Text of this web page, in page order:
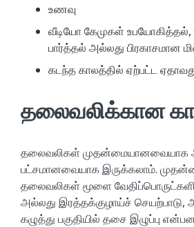
உணவு
வீடியோ கேமுகள்
பார்த்தல் அல்லது பிரகாசமான
கடந்த காலத்தில் ஏற்பட்ட
தலைவலிக்கான
தலைவலிகள் முதன்மையானவையாக
பட்சமானவையாக இருக்கலாம்.
தலைவலிகள் மூளை
அல்லது இரத்தக்குழாய்ச்
கழுத்து பகுதியில் தசை இழுப்பு